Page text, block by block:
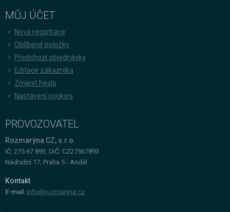
MŮJ ÚČET
Nová registrace
Oblíbené položky
Předchozí objednávky
Editace zákazníka
Změnit heslo
Nastavení cookies
PROVOZOVATEL
Rozmarýna CZ, s.r.o.
IČ: 275 67 893, DIČ: CZ27567893
Nádražní 17, Praha 5 - Anděl
Kontakt
E-mail: info@rozmaryna.cz